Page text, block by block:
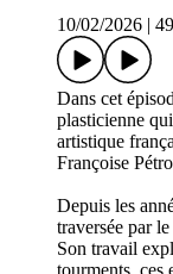
10/02/2026
Dans cet
plasticienne
artistique
Françoise
Depuis les
traversée par
Son travail